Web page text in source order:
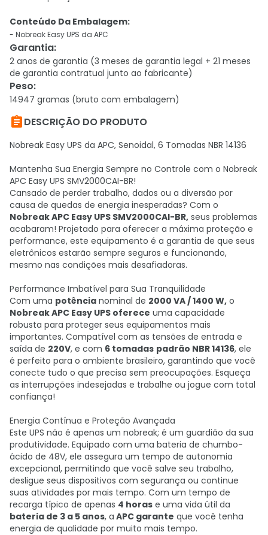
Conteúdo Da Embalagem:
- Nobreak Easy UPS da APC
Garantia:
2 anos de garantia (3 meses de garantia legal + 21 meses
de garantia contratual junto ao fabricante)
Peso:
14947 gramas (bruto com embalagem)
DESCRIÇÃO DO PRODUTO
Nobreak Easy UPS da APC, Senoidal, 6 Tomadas NBR 14136
Mantenha Sua Energia Sempre no Controle com o Nobreak
APC Easy UPS SMV2000CAI-BR!
Cansado de perder trabalho, dados ou a diversão por
causa de quedas de energia inesperadas? Com o
Nobreak APC Easy UPS SMV2000CAI-BR, seus problemas
acabaram! Projetado para oferecer a máxima proteção e
performance, este equipamento é a garantia de que seus
eletrônicos estarão sempre seguros e funcionando,
mesmo nas condições mais desafiadoras.
Performance Imbatível para Sua Tranquilidade
Com uma potência nominal de 2000 VA / 1400 W, o
Nobreak APC Easy UPS oferece uma capacidade
robusta para proteger seus equipamentos mais
importantes. Compatível com as tensões de entrada e
saída de 220V, e com 6 tomadas padrão NBR 14136, ele
é perfeito para o ambiente brasileiro, garantindo que você
conecte tudo o que precisa sem preocupações. Esqueça
as interrupções indesejadas e trabalhe ou jogue com total
confiança!
Energia Contínua e Proteção Avançada
Este UPS não é apenas um nobreak; é um guardião da sua
produtividade. Equipado com uma bateria de chumbo-
ácido de 48V, ele assegura um tempo de autonomia
excepcional, permitindo que você salve seu trabalho,
desligue seus dispositivos com segurança ou continue
suas atividades por mais tempo. Com um tempo de
recarga típico de apenas 4 horas e uma vida útil da
bateria de 3 a 5 anos, a APC garante que você tenha
energia de qualidade por muito mais tempo.